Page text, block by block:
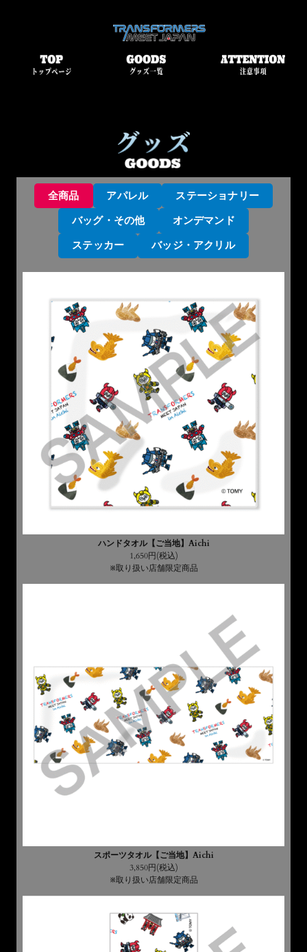
キ
全商品 アパレル
ステーショナリー
バッグ・その他
オンデマンド
ステッカー
バッジ・アクリル
ハンドタオル【ご当地】Aichi
1,650円(税込)
※取り扱い店舗限定商品
スポーツタオル【ご当地】Aichi
3,850円(税込)
※取り扱い店舗限定商品